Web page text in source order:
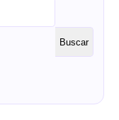
Buscar